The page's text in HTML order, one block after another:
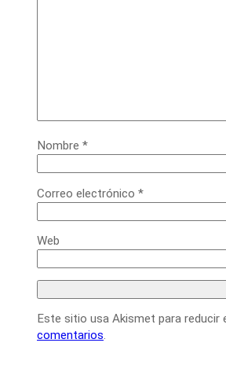
Nombre *
Correo electrónico *
Web
Este sitio usa Akismet para reducir
comentarios.